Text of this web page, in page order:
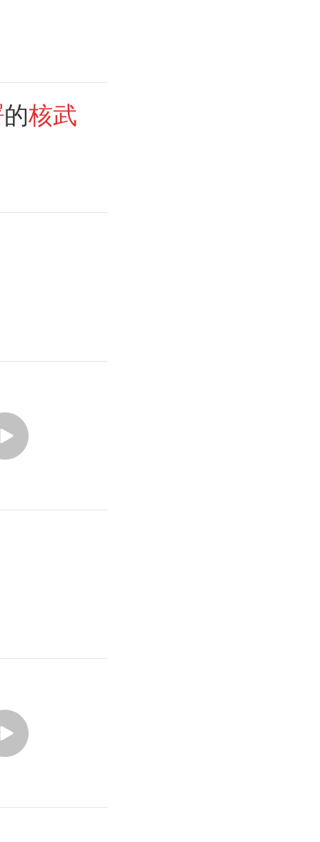
的核武